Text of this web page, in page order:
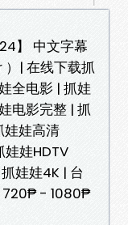
】 中文字幕
| 在线下载抓
全电影 | 抓娃
电影完整 | 抓
娃娃高清
娃HDTV
娃娃4K | 台
720₱ - 1080₱